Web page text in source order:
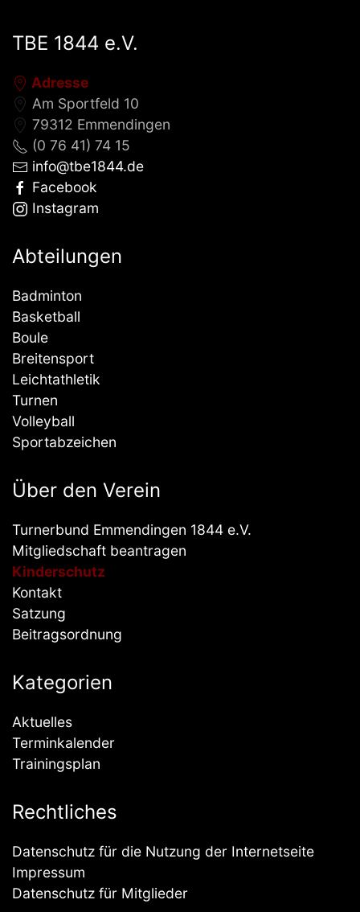
TBE 1844 e.V.
Adresse
Am Sportfeld 10
79312 Emmendingen
(0 76 41) 74 15
info@tbe1844.de
Facebook
Instagram
Abteilungen
Badminton
Basketball
Boule
Breitensport
Leichtathletik
Turnen
Volleyball
Sportabzeichen
Über den Verein
Turnerbund Emmendingen 1844 e.V.
Mitgliedschaft beantragen
Kinderschutz
Kontakt
Satzung
Beitragsordnung
Kategorien
Aktuelles
Terminkalender
Trainingsplan
Rechtliches
Datenschutz für die Nutzung der Internetseite
Impressum
Datenschutz für Mitglieder